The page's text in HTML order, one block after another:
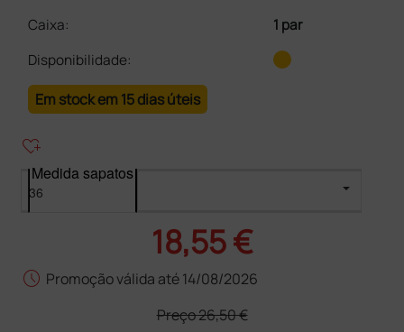
Caixa:
1 par
Disponibilidade:
Em stock em 15 dias úteis
heart_plus
Medida sapatos
18,55 €
schedule Promoção válida até 14/08/2026
Preço26,50 €